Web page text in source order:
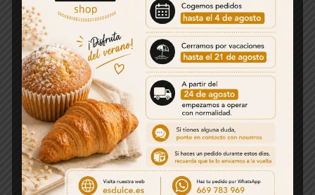
Y si te gusta el contraste de sabores, no te pierdas
nuestros bizcochos de chocolate blancoo con frutos
secos. Son una auténtica delicia.
Calidad artesanal con el sabor de
siempre
Nuestrosbizcochos artesanos de chocolateestán
elaborados siguiendo recetas tradicionales,
horneados con mimo y usando ingredientes naturales
como huevos frescos, mantequilla de verdad, harina
de calidad y, por supuesto, chocolate o cacao de